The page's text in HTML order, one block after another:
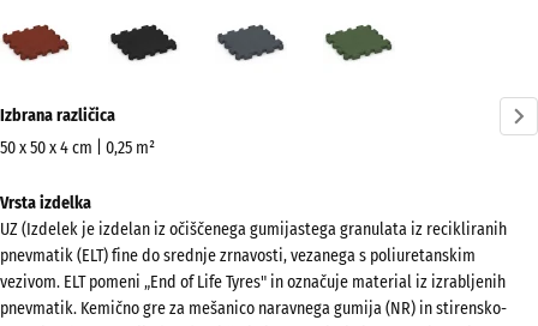
rdeča
Skrilavosiva
informacij
o
Prikaži
barvno
paleto
Izbrana različica
50 x 50 x 4 cm | 0,25 m²
Dimenzije
za
pošiljanje
540
x
Vrsta izdelka
UZ (Izdelek je izdelan iz očiščenega gumijastega granulata iz recikliranih
pnevmatik (ELT) fine do srednje zrnavosti, vezanega s poliuretanskim
vezivom. ELT pomeni „End of Life Tyres" in označuje material iz izrabljenih
pnevmatik. Kemično gre za mešanico naravnega gumija (NR) in stirensko-